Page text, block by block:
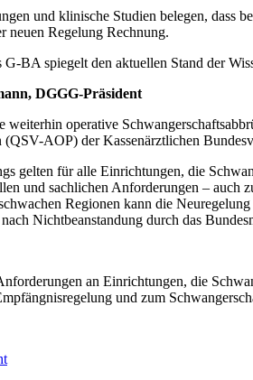
und klinische Studien belegen, dass
neuen Regelung Rechnung.
G-BA spiegelt den aktuellen Stand der
DGGG-Präsident
weiterhin operative
(QSV-AOP) der Kassenärztlichen
gelten für alle Einrichtungen, die
und sachlichen Anforderungen –
Regionen kann die
Nichtbeanstandung durch das
an Einrichtungen, die
und zum